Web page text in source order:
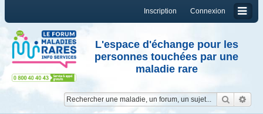
Connexion
Inscription
L'espace d'échange pour les
personnes touchées par une
maladie rare